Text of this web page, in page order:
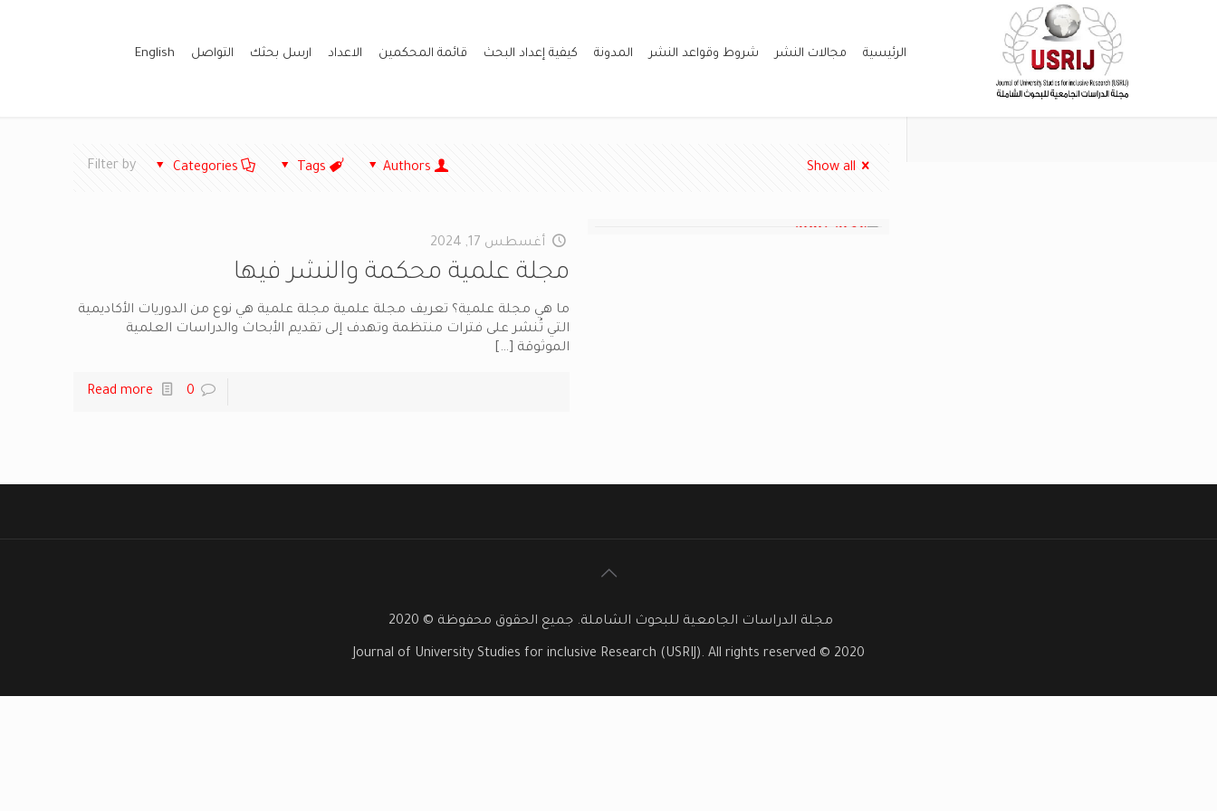
الرئيسية مجالات النشر شروط وقواعد النشر المدونة كيفية إعداد البحث قائمة المحكمين الاعداد ارسل بحثك التواصل English
Filter by Categories Tags Authors Show all
أغسطس 17, 2024
مجلة علمية محكمة والنشر فيها
ما هي مجلة علمية؟ تعريف مجلة علمية مجلة علمية هي نوع من الدوريات الأكاديمية
التي تُنشر على فترات منتظمة وتهدف إلى تقديم الأبحاث والدراسات العلمية
الموثوقة […]
0
Read more
مجلة الدراسات الجامعية للبحوث الشاملة. جميع الحقوق محفوظة © 2020
Journal of University Studies for inclusive Research (USRIJ). All rights reserved © 2020